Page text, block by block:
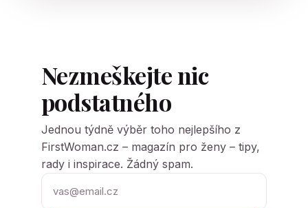
Nezmeškejte nic
podstatného
Jednou týdně výběr toho nejlepšího z
FirstWoman.cz – magazín pro ženy – tipy,
rady i inspirace. Žádný spam.